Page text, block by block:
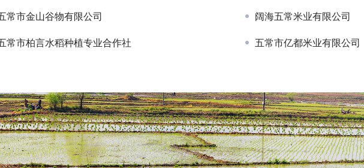
常市金山谷物有限公司 阔海五常米业有限公司
常市柏言水稻种植专业合作社 五常市亿都米业有限公司